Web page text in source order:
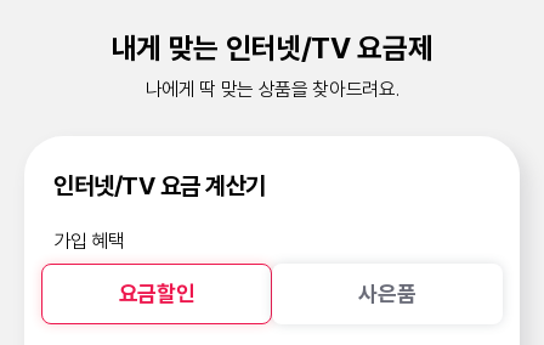
[방송/인터넷]할인카드 종류를 알고 싶어요
[모바일]휴대폰 요금을 확 줄이고 싶어요
내게 맞는 인터넷/TV 요금제
나에게 딱 맞는 상품을 찾아드려요.
인터넷/TV 요금 계산기
가입 혜택
요금할인 사은품